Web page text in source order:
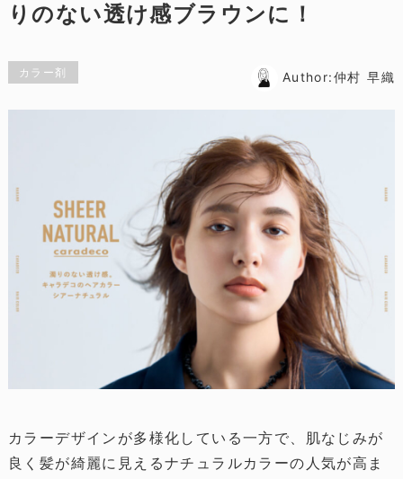
りのない透け感ブラウンに！
カラー剤 Author:仲村 早織
カラーデザインが多様化している一方で、肌なじみが
良く髪が綺麗に見えるナチュラルカラーの人気が高ま